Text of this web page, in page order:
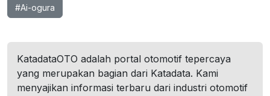
#Ai-ogura
KatadataOTO adalah portal otomotif tepercaya
yang merupakan bagian dari Katadata. Kami
menyajikan informasi terbaru dari industri otomotif